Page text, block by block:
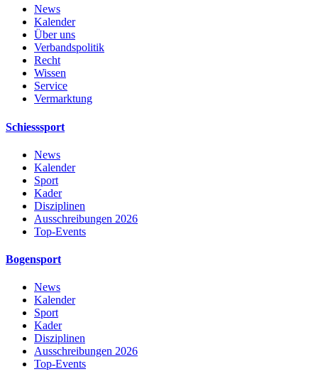
News
Kalender
Über uns
Verbandspolitik
Recht
Wissen
Service
Vermarktung
Schiesssport
News
Kalender
Sport
Kader
Disziplinen
Ausschreibungen 2026
Top-Events
Bogensport
News
Kalender
Sport
Kader
Disziplinen
Ausschreibungen 2026
Top-Events